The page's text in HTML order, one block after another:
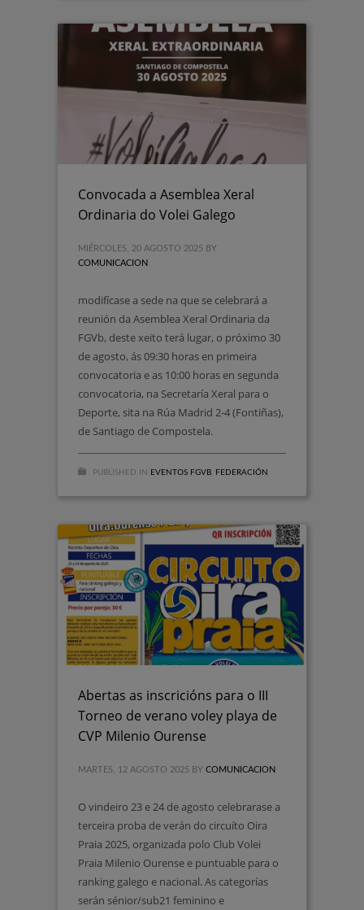
Convocada a Asemblea Xeral
Ordinaria do Volei Galego
MIÉRCOLES, 20 AGOSTO 2025 BY
COMUNICACION
modifícase a sede na que se celebrará a
reunión da Asemblea Xeral Ordinaria da
FGVb, deste xeito terá lugar, o próximo 30
de agosto, ás 09:30 horas en primeira
convocatoria e as 10:00 horas en segunda
convocatoria, na Secretaría Xeral para o
Deporte, sita na Rúa Madrid 2-4 (Fontiñas),
de Santiago de Compostela.
PUBLISHED IN EVENTOS FGVB FEDERACIÓN
Abertas as inscricións para o III
Torneo de verano voley playa de
CVP Milenio Ourense
MARTES, 12 AGOSTO 2025 BY COMUNICACION
O vindeiro 23 e 24 de agosto celebrarase a
terceira proba de verán do circuíto Oira
Praia 2025, organizada polo Club Volei
Praia Milenio Ourense e puntuable para o
ranking galego e nacional. As categorías
serán sénior/sub21 feminino e